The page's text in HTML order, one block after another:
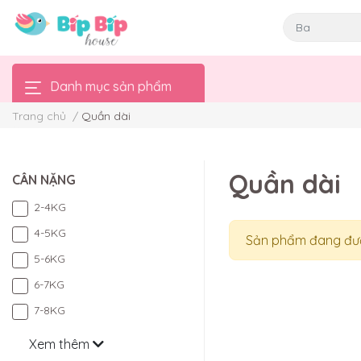
Danh mục sản phẩm
Trang chủ / Quần dài
CÂN NẶNG
2-4KG
4-5KG
5-6KG
6-7KG
7-8KG
Xem thêm
Quần dài
Sản phẩm đang